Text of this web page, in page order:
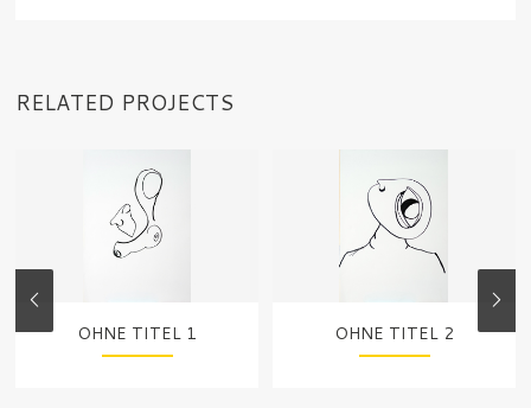
RELATED PROJECTS
OHNE TITEL 1 OHNE TITEL 2